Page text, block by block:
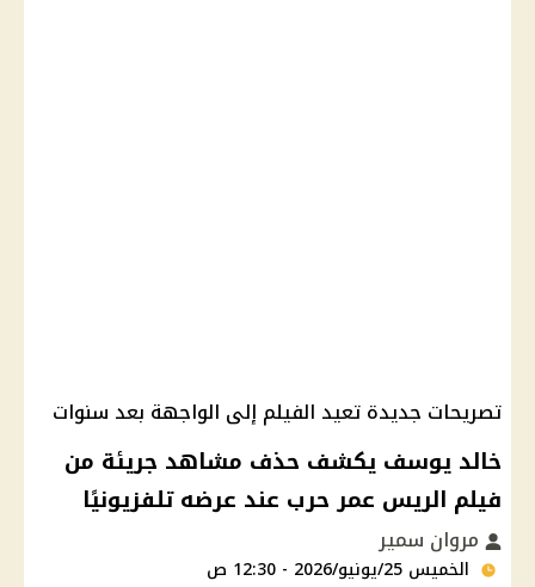
تصريحات جديدة تعيد الفيلم إلى الواجهة بعد سنوات
خالد يوسف يكشف حذف مشاهد جريئة من
فيلم الريس عمر حرب عند عرضه تلفزيونيًا
مروان سمير
الخميس 25/يونيو/2026 - 12:30 ص